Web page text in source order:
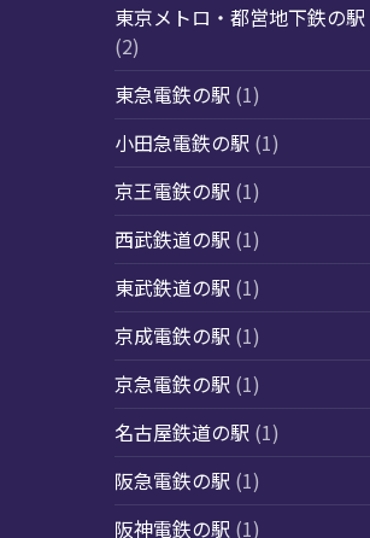
東京メトロ・都営地下鉄の駅
(2)
東急電鉄の駅 (1)
小田急電鉄の駅 (1)
京王電鉄の駅 (1)
西武鉄道の駅 (1)
東武鉄道の駅 (1)
京成電鉄の駅 (1)
京急電鉄の駅 (1)
名古屋鉄道の駅 (1)
阪急電鉄の駅 (1)
阪神電鉄の駅 (1)